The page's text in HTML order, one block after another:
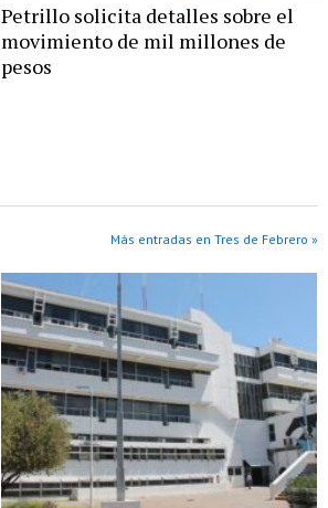
Petrillo solicita detalles sobre el
movimiento de mil millones de
pesos
Más entradas en Tres de Febrero »